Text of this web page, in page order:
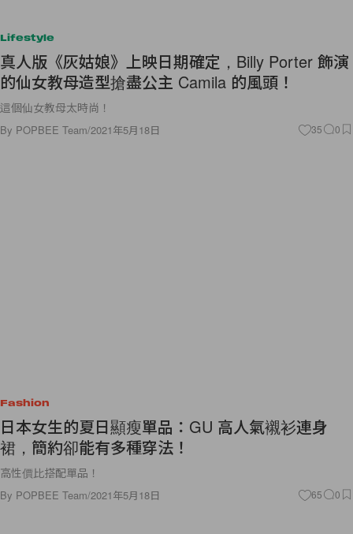
Lifestyle
真人版《灰姑娘》上映日期確定，Billy Porter 飾演
的仙女教母造型搶盡公主 Camila 的風頭！
這個仙女教母太時尚！
By POPBEE Team/2021年5月18日 35 0
Fashion
日本女生的夏日顯瘦單品：GU 高人氣襯衫連身
裙，簡約卻能有多種穿法！
高性價比搭配單品！
By POPBEE Team/2021年5月18日 65 0